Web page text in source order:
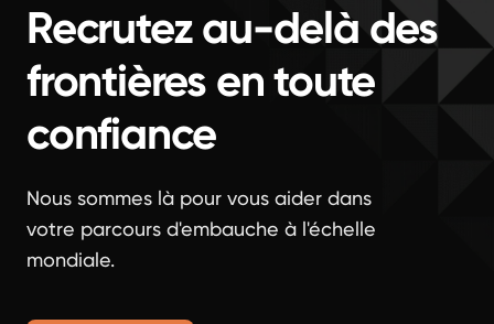
Recrutez au-delà des
frontières en toute
confiance
Nous sommes là pour vous aider dans
votre parcours d'embauche à l'échelle
mondiale.